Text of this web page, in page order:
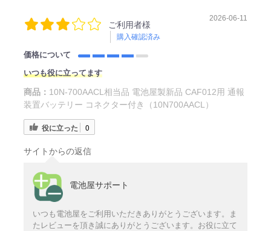
ご利用者様
購入確認済み
2026-06-11
価格について
いつも役に立ってます
商品： 10N-700AACL相当品 電池屋製新品 CAF012用 通報
装置バッテリー コネクター付き（10N700AACL）
役に立った 0
サイトからの返信
電池屋サポート
いつも電池屋をご利用いただきありがとうございます。ま
たレビューを頂き誠にありがとうございます。お役に立て